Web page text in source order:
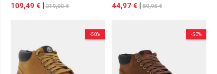
109,49 € 219,00 € 44,97 € 89,95 €
-50% -50%